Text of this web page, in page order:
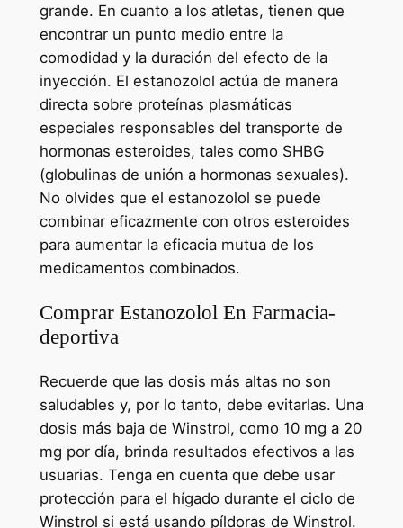
grande. En cuanto a los atletas, tienen que
encontrar un punto medio entre la
comodidad y la duración del efecto de la
inyección. El estanozolol actúa de manera
directa sobre proteínas plasmáticas
especiales responsables del transporte de
hormonas esteroides, tales como SHBG
(globulinas de unión a hormonas sexuales).
No olvides que el estanozolol se puede
combinar eficazmente con otros esteroides
para aumentar la eficacia mutua de los
medicamentos combinados.
Comprar Estanozolol En Farmacia-
deportiva
Recuerde que las dosis más altas no son
saludables y, por lo tanto, debe evitarlas. Una
dosis más baja de Winstrol, como 10 mg a 20
mg por día, brinda resultados efectivos a las
usuarias. Tenga en cuenta que debe usar
protección para el hígado durante el ciclo de
Winstrol si está usando píldoras de Winstrol.